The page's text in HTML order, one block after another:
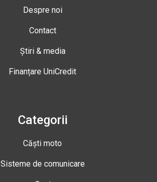
Despre noi
Contact
Știri & media
Finanțare UniCredit
Categorii
Căști moto
Sisteme de comunicare